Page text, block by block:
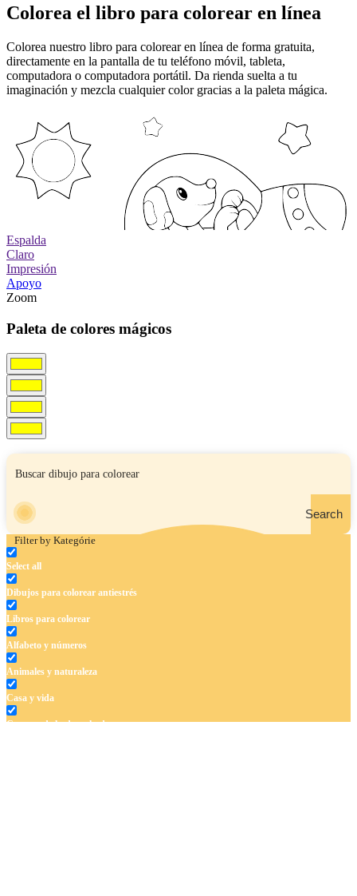
Colorea el libro para colorear en línea
Colorea nuestro libro para colorear en línea de forma gratuita,
directamente en la pantalla de tu teléfono móvil, tableta,
computadora o computadora portátil. Da rienda suelta a tu
imaginación y mezcla cualquier color gracias a la paleta mágica.
Espalda
Claro
Impresión
Apoyo
Zoom
Paleta de colores mágicos
Search
Filter by Kategórie
Select all
Dibujos para colorear antiestrés
Libros para colorear
Alfabeto y números
Animales y naturaleza
Casa y vida
Cuentos de hadas y hadas